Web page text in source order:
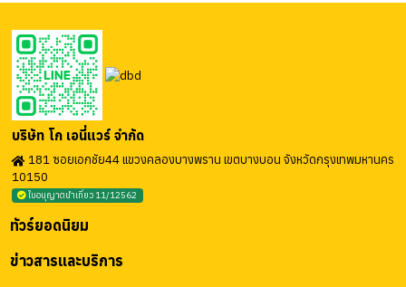
บริษัท โก เอนี่แวร์ จำกัด
181 ซอยเอกชัย44 แขวงคลองบางพราน เขตบางบอน จังหวัดกรุงเทพมหานคร
10150
ใบอนุญาตนำเที่ยว 11/12562
ข่าวสารและบริการ
ทัวร์ยอดนิยม